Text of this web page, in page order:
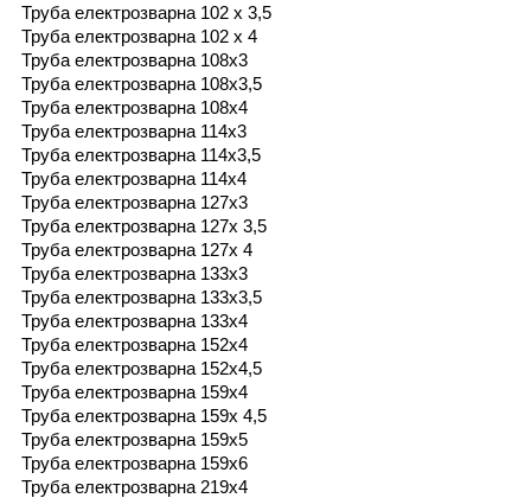
Труба електрозварна 102 х 3,5
Труба електрозварна 102 х 4
Труба електрозварна 108х3
Труба електрозварна 108х3,5
Труба електрозварна 108х4
Труба електрозварна 114х3
Труба електрозварна 114х3,5
Труба електрозварна 114х4
Труба електрозварна 127х3
Труба електрозварна 127х 3,5
Труба електрозварна 127х 4
Труба електрозварна 133х3
Труба електрозварна 133х3,5
Труба електрозварна 133х4
Труба електрозварна 152х4
Труба електрозварна 152х4,5
Труба електрозварна 159х4
Труба електрозварна 159х 4,5
Труба електрозварна 159х5
Труба електрозварна 159х6
Труба електрозварна 219х4